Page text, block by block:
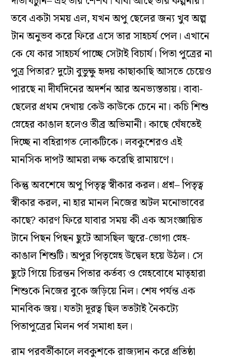
তবে একটা সময় এল, যখন অপু ছেলের জন্য খুব অল্প
টান অনুভব করে ফিরে এসে তার সাহচর্য পেল। এখানে
কে যে কার সাহচর্য পাচ্ছে সেটাই বিচার্য। পিতা পুত্রের না
পুত্র পিতার? দুটো বুভুক্ষু হৃদয় কাছাকাছি আসতে চেয়েও
পারছে না দীর্ঘদিনের অদর্শন আর অনভ্যস্ততায়। বাবা-
ছেলের প্রথম দেখায় কেউ কাউকে চেনে না। কচি শিশু
স্নেহের কাঙাল হলেও তীব্র অভিমানী। কাছে ঘেঁষতেই
দিচ্ছে না বহিরাগত লোকটিকে। লবকুশেরও এই
মানসিক দাপট আমরা লক্ষ করেছি রামায়ণে।
কিন্তু অবশেষে অপু পিতৃত্ব স্বীকার করল। প্রশ্ন– পিতৃত্ব
স্বীকার করল, না হার মানল নিজের অটল মনোভাবের
কাছে? কারণ ফিরে যাবার সময় কী এক অসংজ্ঞায়িত
টানে পিছন পিছন ছুটে আসছিল জ্বরে-ভোগা স্নেহ-
কাঙাল শিশুটি। অপুর পিতৃস্নেহ উদ্বেল হয়ে উঠল। সে
ছুটে গিয়ে চিরন্তন পিতার কর্তব্য ও স্নেহবোধে মাতৃহারা
শিশুকে নিজের বুকে জড়িয়ে নিল। শেষ পর্যন্ত এক
মানবিক জয়। যতটা দূরত্ব ছিল ততটাই নৈকট্যে
পিতাপুত্রের মিলন পর্ব সমাধা হল।
রাম পরবর্তীকালে লবকুশকে রাজ্যদান করে প্রতিষ্ঠা